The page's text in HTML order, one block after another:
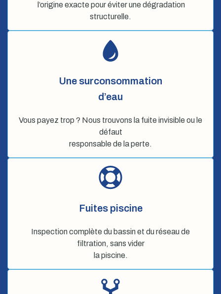
l’origine exacte pour éviter une dégradation
structurelle.
Une surconsommation
d’eau
Vous payez trop ? Nous trouvons la fuite invisible ou le
défaut
responsable de la perte.
Fuites piscine
Inspection complète du bassin et du réseau de
filtration, sans vider
la piscine.